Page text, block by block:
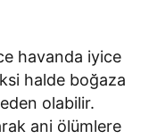
havanda iyice
halde boğaza
olabilir.
ani ölümlere